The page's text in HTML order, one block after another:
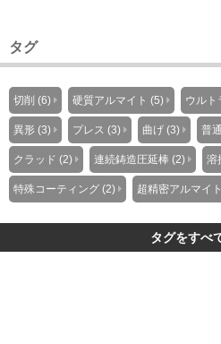
タグ
切削 (6) 硬質アルマイト (5) ウルト
異形 (3) プレス (3) 曲げ (3) 普
クラッド (2) 連続鋳造圧延棒 (2) 溶
特殊コーティング (2) 超精密アルマイ
タグをすべ